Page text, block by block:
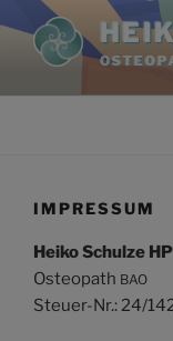
Inhalt
springen
IMPRESSUM
Heiko Schulze HP
Osteopath BAO
Steuer-Nr.: 24/